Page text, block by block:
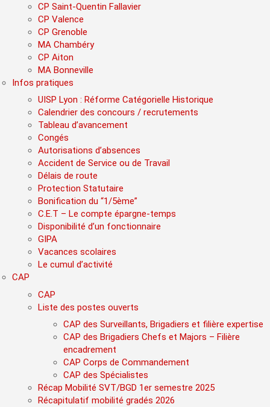
CP Saint-Quentin Fallavier
CP Valence
CP Grenoble
MA Chambéry
CP Aiton
MA Bonneville
Infos pratiques
UISP Lyon : Réforme Catégorielle Historique
Calendrier des concours / recrutements
Tableau d’avancement
Congés
Autorisations d’absences
Accident de Service ou de Travail
Délais de route
Protection Statutaire
Bonification du “1/5ème”
C.E.T – Le compte épargne-temps
Disponibilité d’un fonctionnaire
GIPA
Vacances scolaires
Le cumul d’activité
CAP
CAP
Liste des postes ouverts
CAP des Surveillants, Brigadiers et filière expertise
CAP des Brigadiers Chefs et Majors – Filière
encadrement
CAP Corps de Commandement
CAP des Spécialistes
Récap Mobilité SVT/BGD 1er semestre 2025
Récapitulatif mobilité gradés 2026